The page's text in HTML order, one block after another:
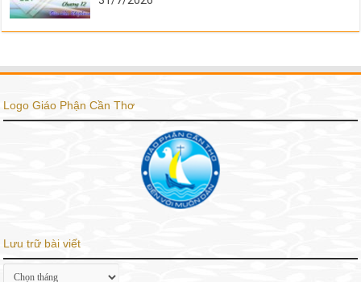
Logo Giáo Phận Cần Thơ
Lưu trữ bài viết
Lưu